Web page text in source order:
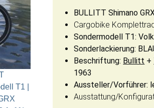
BULLITT Shimano
Cargobike
Sondermodell T1:
Sonderlackierung:
Beschriftung: Bullitt +
1963
Aussteller/Vorführer:
Ausstattung/